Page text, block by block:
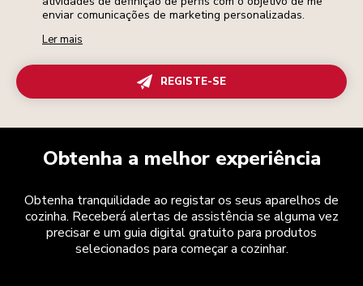
enviar comunicações de marketing personalizadas.
Ler mais
REGISTE-SE
Obtenha a melhor experiência
Obtenha tranquilidade ao registar os seus aparelhos de
cozinha. Receberá alertas de assistência se alguma vez
precisar e um guia digital gratuito para produtos
selecionados para começar a cozinhar.